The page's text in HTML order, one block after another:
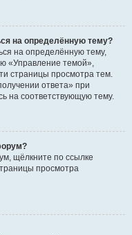
на определённую тему?
на определённую тему,
«Управление темой»,
страницы просмотра тем.
ответа» при
на соответствующую тему.
щёлкните по ссылке
просмотра